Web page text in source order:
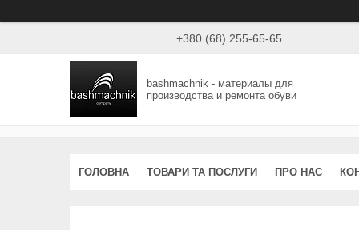
+380 (68) 255-65-65
bashmachnik - материалы для
производства и ремонта обуви
ГОЛОВНА ТОВАРИ ТА ПОСЛУГИ ПРО НАС